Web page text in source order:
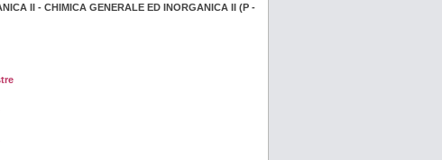
II - CHIMICA GENERALE ED INORGANICA II (P -